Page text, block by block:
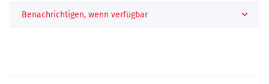
Benachrichtigen, wenn verfügbar